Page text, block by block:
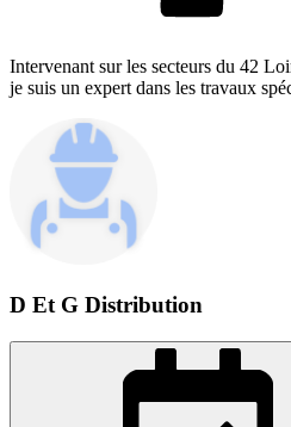
Intervenant sur les secteurs du 42
je suis un expert dans les travaux
D Et G Distribution